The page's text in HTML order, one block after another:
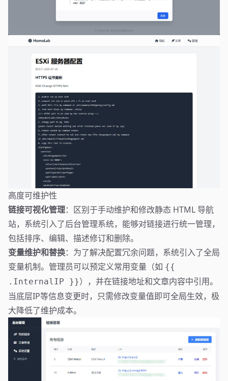
高度可维护性
链接可视化管理：区别于手动维护和修改静态 HTML 导航
站，系统引入了后台管理系统，能够对链接进行统一管理，
包括排序、编辑、描述修订和删除。
变量维护和替换：为了解决配置冗余问题，系统引入了全局
变量机制。管理员可以预定义常用变量（如 {{
.InternalIP }}），并在链接地址和文章内容中引用。
当底层IP等信息变更时，只需修改变量值即可全局生效，极
大降低了维护成本。